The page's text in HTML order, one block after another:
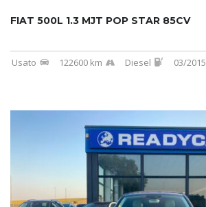
FIAT 500L 1.3 MJT POP STAR 85CV
Usato 122600 km Diesel 03/2015